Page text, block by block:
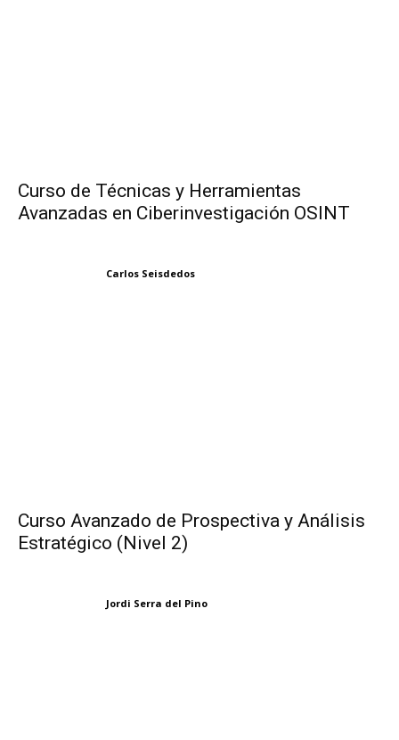
Curso de Técnicas y Herramientas
Avanzadas en Ciberinvestigación OSINT
Carlos Seisdedos
Curso Avanzado de Prospectiva y Análisis
Estratégico (Nivel 2)
Jordi Serra del Pino